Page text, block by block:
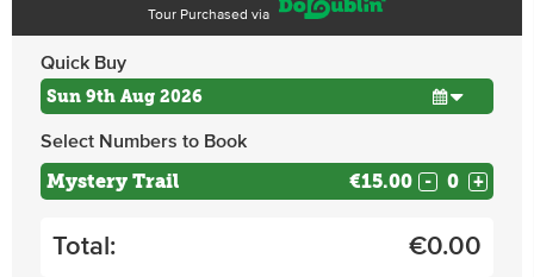
Tour Purchased via
Quick Buy
Select Numbers to Book
Mystery Trail €15.00 - +
Total: €0.00